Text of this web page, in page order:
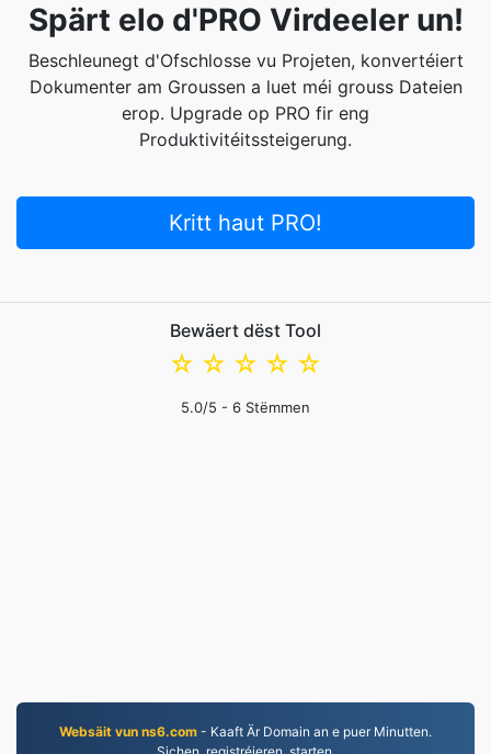
Spärt elo d'PRO Virdeeler un!
Beschleunegt d'Ofschlosse vu Projeten, konvertéiert
Dokumenter am Groussen a luet méi grouss Dateien
erop. Upgrade op PRO fir eng
Produktivitéitssteigerung.
Kritt haut PRO!
Bewäert dëst Tool
☆
☆
☆
☆
☆
5.0/5 - 6 Stëmmen
Websäit vun ns6.com - Kaaft Är Domain an e puer Minutten.